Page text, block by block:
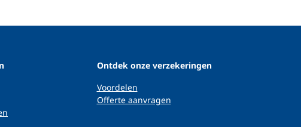
Ontdek onze verzekeringen
Voordelen
Offerte aanvragen